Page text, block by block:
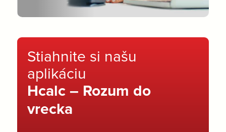
Stiahnite si našu
aplikáciu
Hcalc – Rozum do
vrecka